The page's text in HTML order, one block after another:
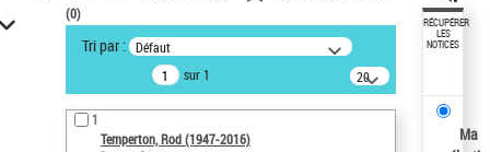
VOTRE RECHERCHE
Recherche avancée dans les
notices d’autorité
Œuvres liées à l'auteur :
Temperton, Rod (1947-2016)
(0)
Tri par : Défaut
sur 1
20
résultats/page
1
Temperton, Rod (1947-2016)
RÉCUPÉRER
LES
NOTICES
Ma